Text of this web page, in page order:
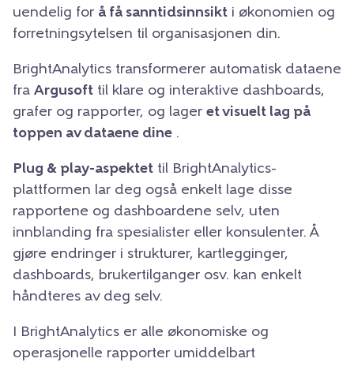
uendelig for å få sanntidsinnsikt i økonomien og
forretningsytelsen til organisasjonen din.
BrightAnalytics transformerer automatisk dataene
fra Argusoft til klare og interaktive dashboards,
grafer og rapporter, og lager et visuelt lag på
toppen av dataene dine .
Plug & play-aspektet til BrightAnalytics-
plattformen lar deg også enkelt lage disse
rapportene og dashboardene selv, uten
innblanding fra spesialister eller konsulenter. Å
gjøre endringer i strukturer, kartlegginger,
dashboards, brukertilganger osv. kan enkelt
håndteres av deg selv.
I BrightAnalytics er alle økonomiske og
operasjonelle rapporter umiddelbart